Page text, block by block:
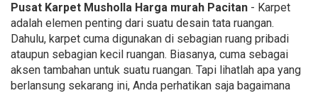
Pusat Karpet Musholla Harga murah Pacitan - Karpet
adalah elemen penting dari suatu desain tata ruangan.
Dahulu, karpet cuma digunakan di sebagian ruang pribadi
ataupun sebagian kecil ruangan. Biasanya, cuma sebagai
aksen tambahan untuk suatu ruangan. Tapi lihatlah apa yang
berlansung sekarang ini, Anda perhatikan saja bagaimana